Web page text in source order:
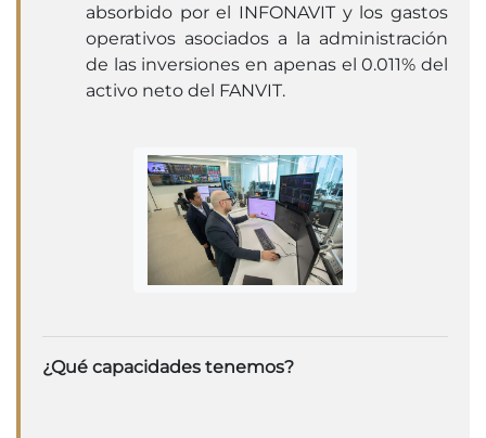
absorbido por el INFONAVIT y los gastos
operativos asociados a la administración
de las inversiones en apenas el 0.011% del
activo neto del FANVIT.
¿Qué capacidades tenemos?